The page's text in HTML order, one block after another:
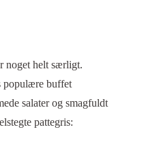
noget helt særligt.
populære buffet
salater og smagfuldt
pattegris: